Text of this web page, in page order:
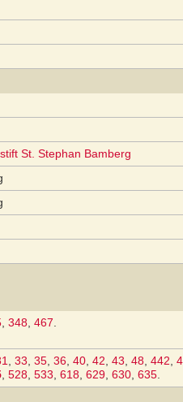
St. Stephan Bamberg
348 467
33 35 36 40 42 43 48 442
528 533 618 629 630 635